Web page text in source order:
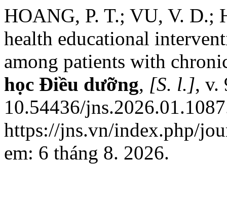
HOANG, P. T.; VU, V. D.;
health educational
among patients with
học Điều dưỡng, [S. l.], v.
10.54436/
https://jns.vn/index.php/
em: 6 tháng 8. 2026.